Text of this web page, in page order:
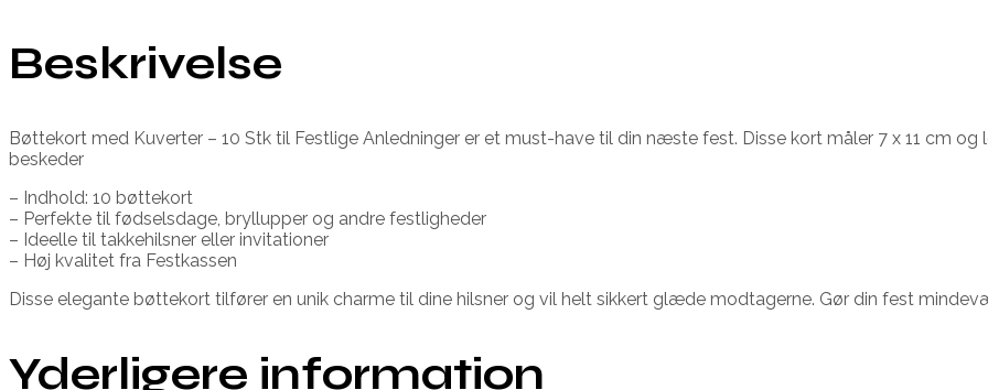
Beskrivelse
Bøttekort med Kuverter – 10 Stk til Festlige Anledninger er et must-have til din næste fest. Disse kort måler 7 x 11 cm og
beskeder
– Indhold: 10 bøttekort
– Perfekte til fødselsdage, bryllupper og andre festligheder
– Ideelle til takkehilsner eller invitationer
– Høj kvalitet fra Festkassen
Disse elegante bøttekort tilfører en unik charme til dine hilsner og vil helt sikkert glæde modtagerne. Gør din fest
Yderligere information